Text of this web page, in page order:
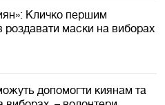
Кличко першим
роздавати маски на виборах
допомогти киянам та